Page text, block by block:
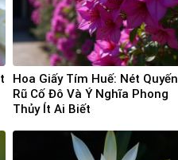
Hoa Giấy Tím Huế: Nét Quyến
Rũ Cố Đô Và Ý Nghĩa Phong
Thủy Ít Ai Biết